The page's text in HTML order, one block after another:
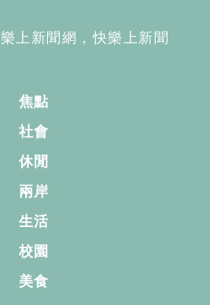
樂上新聞網，快樂上新聞
焦點
社會
休閒
兩岸
生活
校園
美食